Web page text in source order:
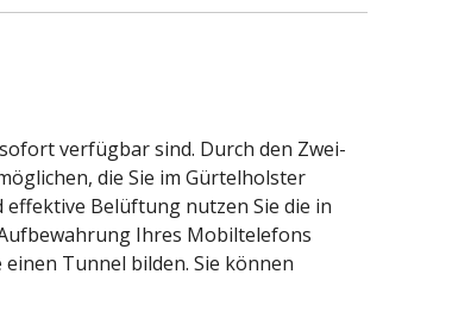
verfügbar sind. Durch den Zwei-
die Sie im Gürtelholster
effektive Belüftung nutzen Sie die in
Ihres Mobiltelefons
Tunnel bilden. Sie können